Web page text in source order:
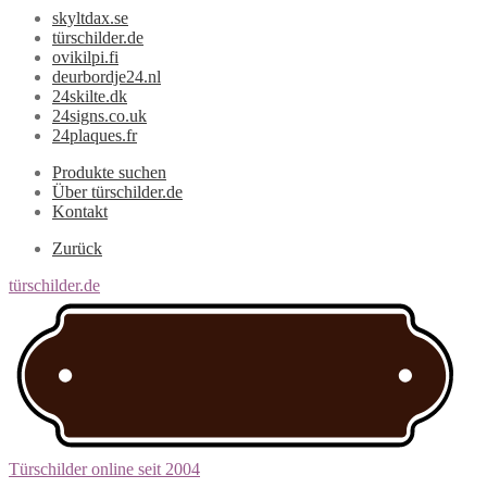
skyltdax.se
türschilder.de
ovikilpi.fi
deurbordje24.nl
24skilte.dk
24signs.co.uk
24plaques.fr
Produkte suchen
Über türschilder.de
Kontakt
Zurück
türschilder.de
Türschilder online seit 2004